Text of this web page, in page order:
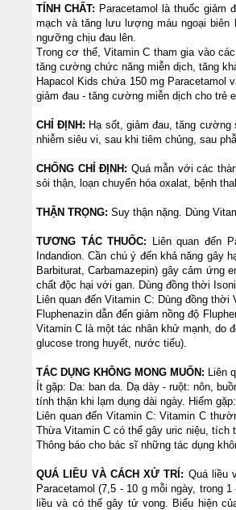
TÍNH CHẤT: Paracetamol là thuốc giảm
mạch và tăng lưu lượng máu ngoại
ngưỡng chịu đau lên.
Trong cơ thể, Vitamin C tham gia vào
tăng cường chức năng miễn dịch, tăng
Hapacol Kids chứa 150 mg
giảm đau - tăng cường miễn dịch cho trẻ
CHỈ ĐỊNH: Hạ sốt, giảm đau, tăng
nhiễm siêu vi, sau khi tiêm chủng, sau
CHỐNG CHỈ ĐỊNH: Quá mẫn với các
sỏi thận, loạn chuyển hóa oxalat, bệnh
THẬN TRỌNG: Suy thận nặng. Dùng
TƯƠNG TÁC THUỐC: Liên quan đến
Indandion. Cần chú ý đến khả năng gây
Barbiturat, Carbamazepin) gây cảm ứng
chất độc hại với gan. Dùng đồng thời
Liên quan đến Vitamin C: Dùng đồng
Fluphenazin dẫn đến giảm nồng độ
Vitamin C là một tác nhân khử mạnh, do
glucose trong huyết, nước tiểu).
TÁC DỤNG KHÔNG MONG MUỐN: Liên
Ít gặp: Da: ban da. Dạ dày - ruột: nôn,
tính thận khi lạm dụng dài ngày. Hiếm
Liên quan đến Vitamin C: Vitamin C
Thừa Vitamin C có thể gây uric niệu, tích
Thông báo cho bác sĩ những tác dụng
QUÁ LIỀU VÀ CÁCH XỬ TRÍ: Quá liều
Paracetamol (7,5 - 10 g mỗi ngày, trong
liều và có thể gây tử vong. Biểu hiện